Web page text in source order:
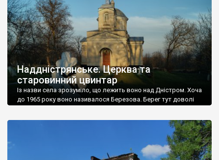
український. Хрести датуються 19 століттям. У 1924-1940
роках Болган […]
Наддністрянське. Церква та
старовинний цвинтар
Із назви села зрозуміло, що лежить воно над Дністром. Хоча
до 1965 року воно називалося Березова. Берег тут доволі
Наддністрянське відрізняється від більшості навколишніх
сіл. У селі є мурована Михайлівська церква. Точної дати […]